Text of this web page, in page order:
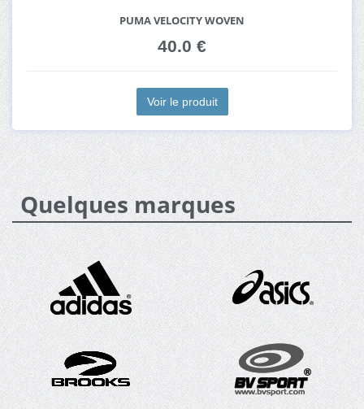
PUMA VELOCITY WOVEN
40.0 €
Voir le produit
Quelques marques